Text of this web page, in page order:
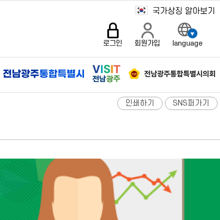
로그인 회원가입 language
인쇄하기 SNS퍼가기